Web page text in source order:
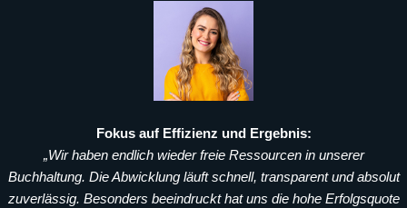
Fokus auf Effizienz und Ergebnis:
„Wirhaben endlich wieder freie Ressourcen in unserer
Buchhaltung. Die Abwicklung läuft schnell, transparent und absolut
zuverlässig. Besonders beeindruckt hat uns die hohe Erfolgsquote